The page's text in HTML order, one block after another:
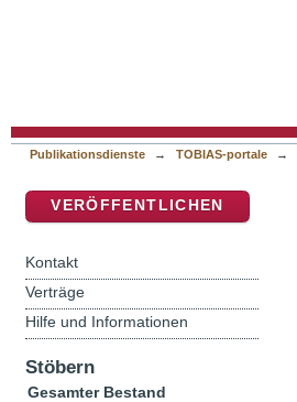
Publikationsdienste → TOBIAS-portale →
VERÖFFENTLICHEN
Kontakt
Verträge
Hilfe und Informationen
Stöbern
Gesamter Bestand